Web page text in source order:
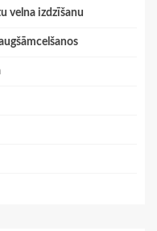
velna izdzīšanu